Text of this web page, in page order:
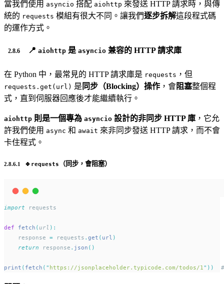
當我們使用 asyncio 搭配 aiohttp 來發送 HTTP 請求時，與傳
統的 requests 模組有很大不同。讓我們逐步拆解這段程式碼
的運作方式。
📍 aiohttp 是 asyncio 兼容的 HTTP 請求庫
在 Python 中，最常見的 HTTP 請求庫是 requests ，但
requests.get(url) 是 同步（Blocking）操作 ，會阻塞整個程
式，直到伺服器回應後才能繼續執行。
aiohttp 則是一個專為 asyncio 設計的非同步 HTTP 庫 ，它允
許我們使用 async 和 await 來非同步發送 HTTP 請求，而不會
卡住程式。
🔹 requests （同步，會阻塞）
import requests
def fetch (url ):
    response
= requests . get ( url )
return response . json ()
print ( fetch ( " https://jsonplaceholder.typicode.com/todos/1" ))